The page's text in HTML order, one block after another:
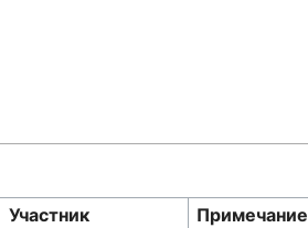
Участник
Примечание